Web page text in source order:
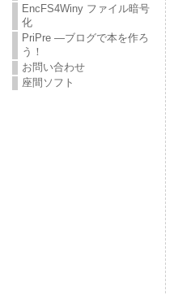
EncFS4Winy ファイル暗号
化
PriPre ―ブログで本を作ろ
う！
お問い合わせ
座間ソフト